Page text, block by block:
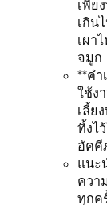
เพีย
เกิน
เผา
จมูก
**คำ
ใช้ง
เลี้ย
ทิ้งไ
อัคคี
แนะ
ควา
ทุกค